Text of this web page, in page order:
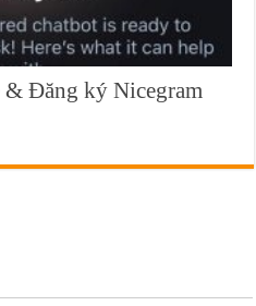
& Đăng ký Nicegram